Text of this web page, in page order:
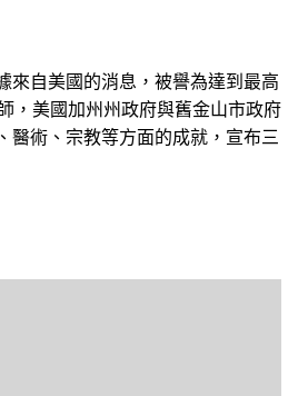
來自美國的消息，被譽為達到最高
，美國加州州政府與舊金山市政府
醫術、宗教等方面的成就，宣布三